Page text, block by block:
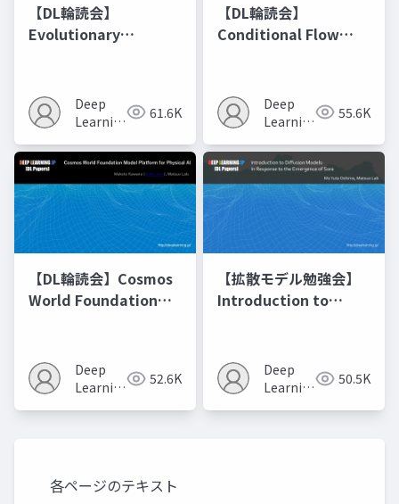
【DL輪読会】
Evolutionary
Recipes モデルマージ
の進化的最適化
Deep
Learning
61.6K
【DL輪読会】
Conditional Flow
Deep
Learning
55.6K
【DL輪読会】Cosmos
World Foundation
Deep
Learning
52.6K
【拡散モデル勉強会】
Introduction to
Deep
Learning
50.5K
各ページのテキスト